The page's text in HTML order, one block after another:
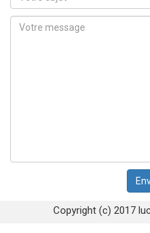
Copyright (c) 2017